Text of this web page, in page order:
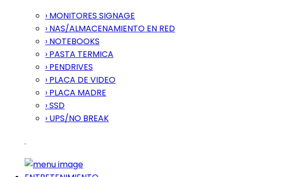
› MONITORES SIGNAGE
› NAS/ALMACENAMIENTO EN RED
› NOTEBOOKS
› PASTA TERMICA
› PENDRIVES
› PLACA DE VIDEO
› PLACA MADRE
› SSD
› UPS/NO BREAK